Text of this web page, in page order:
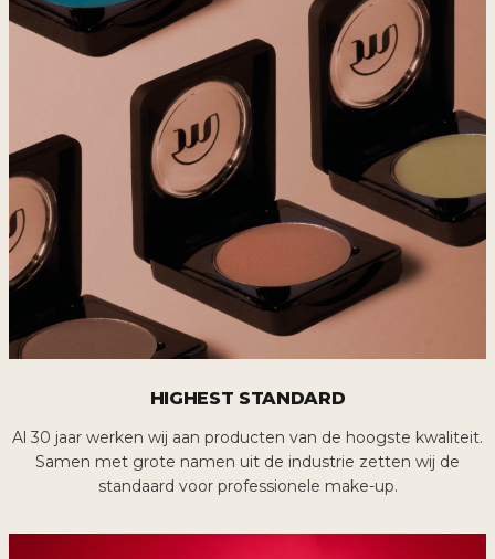
HIGHEST STANDARD
Al 30 jaar werken wij aan producten van de hoogste kwaliteit.
Samen met grote namen uit de industrie zetten wij de
standaard voor professionele make-up.